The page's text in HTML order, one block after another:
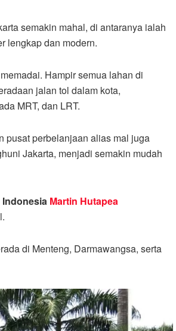
semakin mahal, di antaranya ialah
lengkap dan modern.
Hampir semua lahan di
jalan tol dalam kota,
MRT, dan LRT.
pusat perbelanjaan alias mal juga
Jakarta, menjadi semakin mudah
Martin Hutapea
di Menteng, Darmawangsa, serta